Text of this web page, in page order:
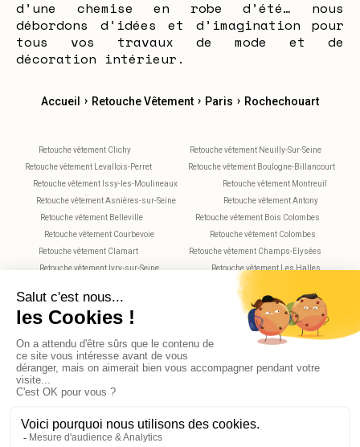
d’une chemise en robe d’été… nous
débordons d’idées et d’imagination pour
tous vos travaux de mode et de
décoration intérieur.
Accueil › Retouche Vêtement › Paris › Rochechouart
Retouche vêtement Clichy
Retouche vêtement Neuilly-Sur-Seine
Retouche vêtement Levallois-Perret
Retouche vêtement Boulogne-Billancourt
Retouche vêtement Issy-les-Moulineaux
Retouche vêtement Montreuil
Retouche vêtement Asnières-sur-Seine
Retouche vêtement Antony
Retouche vêtement Belleville
Retouche vêtement Bois Colombes
Retouche vêtement Courbevoie
Retouche vêtement Colombes
Retouche vêtement Clamart
Retouche vêtement Champs-Elysées
Retouche vêtement Ivry-sur-Seine
Retouche vêtement Les Halles
Retouche vêtement Montparnasse
Retouche vêtement Nanterre
Retouche vêtement Plaisance
Retouche vêtement Saint-Maur-des-Fossés
Retouche vêtement Rueil-Malmaison
Retouche vêtement Villejuif
Retouche vêtement Versailles
© 2026 Reekom. Tous droits réservés.Mentions légales
Politique de confidentialité